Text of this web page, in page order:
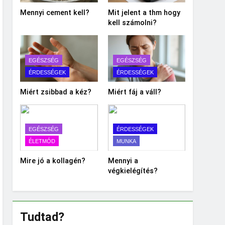
Mennyi cement kell?
Mit jelent a thm hogy
kell számolni?
EGÉSZSÉG
ÉRDESSÉGEK
Miért zsibbad a kéz?
EGÉSZSÉG
ÉRDESSÉGEK
Miért fáj a váll?
EGÉSZSÉG
ÉLETMÓD
Mire jó a kollagén?
ÉRDESSÉGEK
MUNKA
Mennyi a
végkielégítés?
Tudtad?